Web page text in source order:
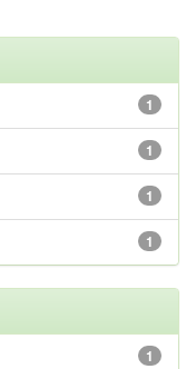
1
1
1
1
1